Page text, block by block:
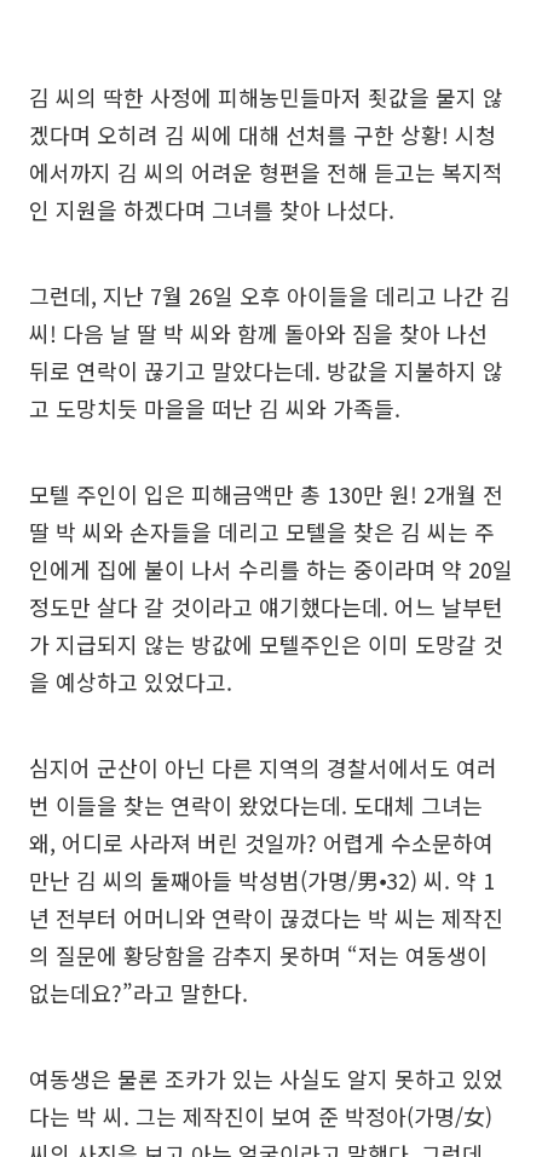
김 씨의 딱한 사정에 피해농민들마저 죗값을 물지 않
겠다며 오히려 김 씨에 대해 선처를 구한 상황! 시청
에서까지 김 씨의 어려운 형편을 전해 듣고는 복지적
인 지원을 하겠다며 그녀를 찾아 나섰다.
그런데, 지난 7월 26일 오후 아이들을 데리고 나간 김
씨! 다음 날 딸 박 씨와 함께 돌아와 짐을 찾아 나선
뒤로 연락이 끊기고 말았다는데. 방값을 지불하지 않
고 도망치듯 마을을 떠난 김 씨와 가족들.
모텔 주인이 입은 피해금액만 총 130만 원! 2개월 전
딸 박 씨와 손자들을 데리고 모텔을 찾은 김 씨는 주
인에게 집에 불이 나서 수리를 하는 중이라며 약 20일
정도만 살다 갈 것이라고 얘기했다는데. 어느 날부턴
가 지급되지 않는 방값에 모텔주인은 이미 도망갈 것
을 예상하고 있었다고.
심지어 군산이 아닌 다른 지역의 경찰서에서도 여러
번 이들을 찾는 연락이 왔었다는데. 도대체 그녀는
왜, 어디로 사라져 버린 것일까? 어렵게 수소문하여
만난 김 씨의 둘째아들 박성범(가명/男⦁32) 씨. 약 1
년 전부터 어머니와 연락이 끊겼다는 박 씨는 제작진
의 질문에 황당함을 감추지 못하며 “저는 여동생이
없는데요?”라고 말한다.
여동생은 물론 조카가 있는 사실도 알지 못하고 있었
다는 박 씨. 그는 제작진이 보여 준 박정아(가명/女)